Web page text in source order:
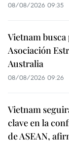
08/08/2026 09:35
Vietnam
Asociación
Australia
08/08/2026 09:26
Vietnam
clave en la
de ASEAN,